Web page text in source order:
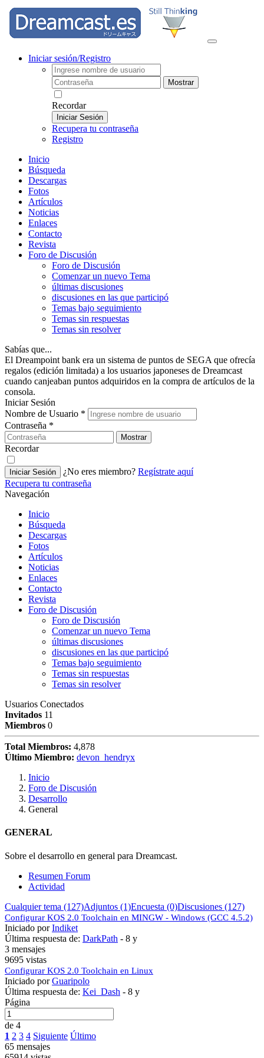
Iniciar sesión/Registro
Mostrar
Recordar
Iniciar Sesión
Recupera tu contraseña
Registro
Inicio
Búsqueda
Descargas
Fotos
Artículos
Noticias
Enlaces
Contacto
Revista
Foro de Discusión
Foro de Discusión
Comenzar un nuevo Tema
últimas discusiones
discusiones en las que participó
Temas bajo seguimiento
Temas sin respuestas
Temas sin resolver
Sabías que...
El Dreampoint bank era un sistema de puntos de SEGA que ofrecía
regalos (edición limitada) a los usuarios japoneses de Dreamcast
cuando canjeaban puntos adquiridos en la compra de artículos de la
consola.
Iniciar Sesión
Nombre de Usuario *
Contraseña *
Mostrar
Recordar
Iniciar Sesión ¿No eres miembro? Regístrate aquí
Recupera tu contraseña
Navegación
Inicio
Búsqueda
Descargas
Fotos
Artículos
Noticias
Enlaces
Contacto
Revista
Foro de Discusión
Foro de Discusión
Comenzar un nuevo Tema
últimas discusiones
discusiones en las que participó
Temas bajo seguimiento
Temas sin respuestas
Temas sin resolver
Usuarios Conectados
Invitados 11
Miembros 0
Total Miembros: 4,878
Último Miembro: devon_hendryx
Inicio
Foro de Discusión
Desarrollo
General
GENERAL
Sobre el desarrollo en general para Dreamcast.
Resumen Forum
Actividad
Cualquier tema (127)Adjuntos (1)Encuesta (0)Discusiones (127)
Configurar KOS 2.0 Toolchain en MINGW - Windows (GCC 4.5.2)
Iniciado porIndiket
Última respuesta de: DarkPath - 8 y
3 mensajes
9695 vistas
Configurar KOS 2.0 Toolchain en Linux
Iniciado porGuaripolo
Última respuesta de: Kei_Dash - 8 y
Página
de 4
1 2 3 4 Siguiente Último
65 mensajes